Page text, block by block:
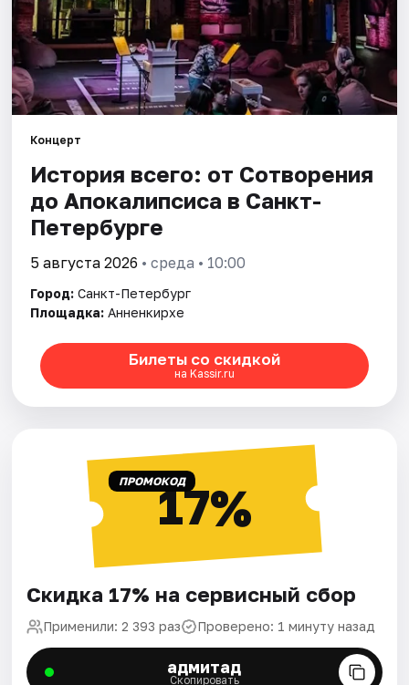
Концерт
История всего: от Сотворения
до Апокалипсиса в Санкт-
Петербурге
5 августа 2026 • среда • 10:00
Город: Санкт-Петербург
Площадка: Анненкирхе
Билеты со скидкой
на Kassir.ru
ПРОМОКОД17%
Скидка 17% на сервисный сбор
Применили: 2 393 раз Проверено: 1 минуту назад
адмитад
Скопировать